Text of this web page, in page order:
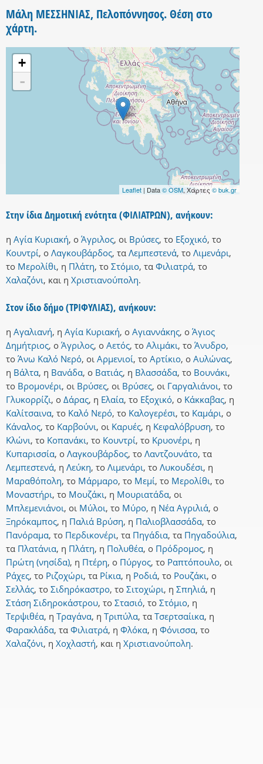
Μάλη ΜΕΣΣΗΝΙΑΣ, Πελοπόννησος. Θέση στο
χάρτη.
+
-
Leaflet | Data© OSM, Χάρτες© buk.gr
Στην ίδια Δημοτική ενότητα (ΦΙΛΙΑΤΡΩΝ), ανήκουν:
η Αγία Κυριακή, ο Άγριλος, οι Βρύσες, το Εξοχικό, το
Κουντρί, ο Λαγκουβάρδος, τα Λεμπεστενά, το Λιμενάρι,
το Μερολίθι, η Πλάτη, το Στόμιο, τα Φιλιατρά, το
Χαλαζόνι, και η Χριστιανούπολη.
Στον ίδιο δήμο (ΤΡΙΦΥΛΙΑΣ), ανήκουν:
η Αγαλιανή, η Αγία Κυριακή, ο Αγιαννάκης, ο Άγιος
Δημήτριος, ο Άγριλος, ο Αετός, το Αλιμάκι, το Άνυδρο,
το Άνω Καλό Νερό, οι Αρμενιοί, το Αρτίκιο, ο Αυλώνας,
η Βάλτα, η Βανάδα, ο Βατιάς, η Βλασσάδα, το Βουνάκι,
το Βρομονέρι, οι Βρύσες, οι Βρύσες, οι Γαργαλιάνοι, το
Γλυκορρίζι, ο Δάρας, η Ελαία, το Εξοχικό, ο Κάκκαβας, η
Καλίτσαινα, το Καλό Νερό, το Καλογερέσι, το Καμάρι, ο
Κάναλος, το Καρβούνι, οι Καρυές, η Κεφαλόβρυση, το
Κλώνι, το Κοπανάκι, το Κουντρί, το Κρυονέρι, η
Κυπαρισσία, ο Λαγκουβάρδος, το Λαντζουνάτο, τα
Λεμπεστενά, η Λεύκη, το Λιμενάρι, το Λυκουδέσι, η
Μαραθόπολη, το Μάρμαρο, το Μεμί, το Μερολίθι, το
Μοναστήρι, το Μουζάκι, η Μουριατάδα, οι
Μπλεμενιάνοι, οι Μύλοι, το Μύρο, η Νέα Αγριλιά, ο
Ξηρόκαμπος, η Παλιά Βρύση, η Παλιοβλασσάδα, το
Πανόραμα, το Περδικονέρι, τα Πηγάδια, τα Πηγαδούλια,
τα Πλατάνια, η Πλάτη, η Πολυθέα, ο Πρόδρομος, η
Πρώτη (νησίδα), η Πτέρη, ο Πύργος, το Ραπτόπουλο, οι
Ράχες, το Ριζοχώρι, τα Ρίκια, η Ροδιά, το Ρουζάκι, ο
Σελλάς, το Σιδηρόκαστρο, το Σιτοχώρι, η Σπηλιά, η
Στάση Σιδηροκάστρου, το Στασιό, το Στόμιο, η
Τερψιθέα, η Τραγάνα, η Τριπύλα, τα Τσερτσαίικα, η
Φαρακλάδα, τα Φιλιατρά, η Φλόκα, η Φόνισσα, το
Χαλαζόνι, η Χοχλαστή, και η Χριστιανούπολη.